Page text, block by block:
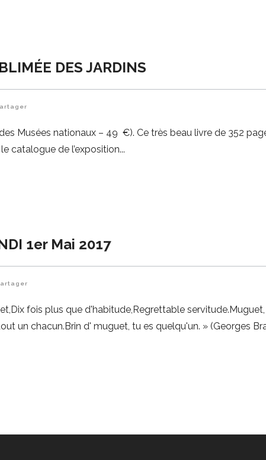
DES JARDINS
Musées nationaux – 49 €). Ce très beau livre de 352
catalogue de l’exposition
1er Mai 2017
fois plus que d'habitude,Regrettable
un chacun.Brin d' muguet, tu es quelqu'un. » (Georges